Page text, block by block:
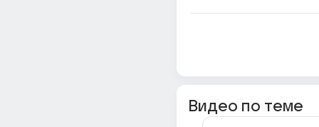
Видео по теме